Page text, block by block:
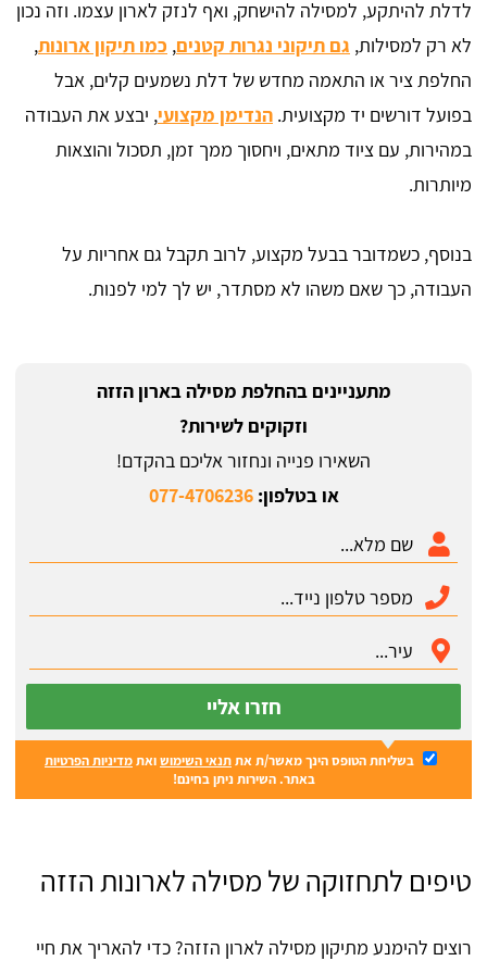
לדלת להיתקע, למסילה להישחק, ואף לנזק לארון עצמו. וזה נכון
לא רק למסילות, גם תיקוני נגרות קטנים, כמו תיקון ארונות,
החלפת ציר או התאמה מחדש של דלת נשמעים קלים, אבל
בפועל דורשים יד מקצועית. הנדימן מקצועי, יבצע את העבודה
במהירות, עם ציוד מתאים, ויחסוך ממך זמן, תסכול והוצאות
מיותרות.
בנוסף, כשמדובר בבעל מקצוע, לרוב תקבל גם אחריות על
העבודה, כך שאם משהו לא מסתדר, יש לך למי לפנות.
מתעניינים בהחלפת מסילה בארון הזזה
וזקוקים לשירות?
השאירו פנייה ונחזור אליכם בהקדם!
או בטלפון:077-4706236
חזרו אליי
בשליחת הטופס הינך מאשר/ת אתתנאי השימושואתמדיניות הפרטיות
באתר. השירות ניתן בחינם!
טיפים לתחזוקה של מסילה לארונות הזזה
רוצים להימנע מתיקון מסילה לארון הזזה? כדי להאריך את חיי